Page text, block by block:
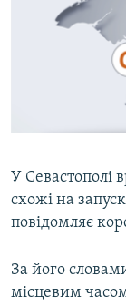
ДЕПОРТАЦІЯ
ВІДЕОУРОКИ
СВІДЧЕННЯ
УКРАЇНСЬКА
ЯК ОБІЙТИ
У Севастополі
схожі на
повідомляє
За його
місцевим